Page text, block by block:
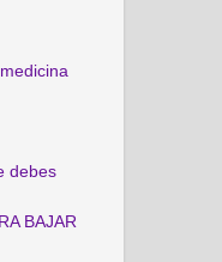
debes
BAJAR